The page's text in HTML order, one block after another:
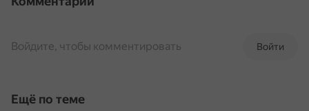
Войти
Войдите, чтобы комментировать
Ещё по теме